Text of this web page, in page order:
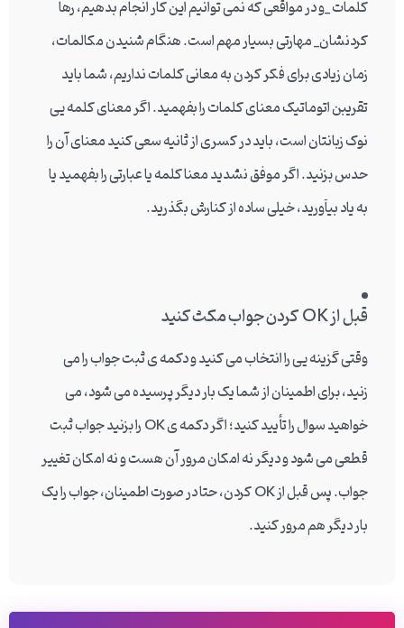
کلمات _و در مواقعی که نمی توانیم این کار انجام بدهیم، رها
کردنشان_ مهارتی بسیار مهم است. هنگام شنیدن مکالمات،
زمان زیادی برای فکر کردن به معانی کلمات نداریم، شما باید
تقریبن اتوماتیک معنای کلمات را بفهمید. اگر معنای کلمه یی
نوک زبانتان است، باید در کسری از ثانیه سعی کنید معنای آن را
حدس بزنید. اگر موفق نشدید معنا کلمه یا عبارتی را بفهمید یا
به یاد بیآورید، خیلی ساده از کنارش بگذرید.
قبل ازOKکردن جواب مکث کنید
وقتی گزینه یی را انتخاب می کنید و دکمه ی ثبت جواب را می
زنید، برای اطمینان از شما یک بار دیگر پرسیده می شود، می
خواهید سوال را تأیید کنید؛ اگر دکمه ی OK را بزنید جواب ثبت
قطعی می شود و دیگر نه امکان مرور آن هست و نه امکان تغییر
جواب. پس قبل از OK کردن، حتا در صورت اطمینان، جواب را یک
بار دیگر هم مرور کنید.